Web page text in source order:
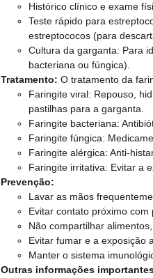
Histórico clínico e exame
Teste rápido para
estreptococos (para
Cultura da garganta: Para
bacteriana ou fúngica).
Tratamento: O tratamento da
Faringite viral: Repouso,
pastilhas para a garganta.
Faringite bacteriana:
Faringite fúngica:
Faringite alérgica: Anti-
Faringite irritativa: Evitar a
Prevenção:
Lavar as mãos
Evitar contato próximo com
Não compartilhar
Evitar fumar e a exposição
Manter o sistema
Outras informações